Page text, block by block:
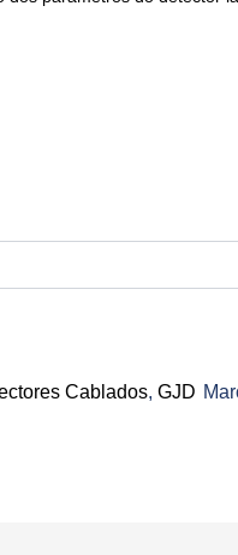
Cablados,GJD